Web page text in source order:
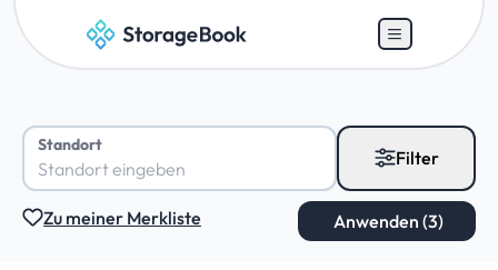
Standort
Filter
Zu meiner Merkliste